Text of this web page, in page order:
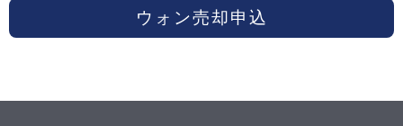
ウォン売却申込